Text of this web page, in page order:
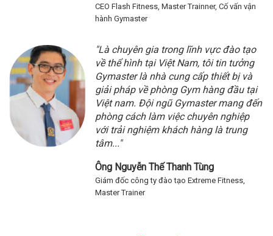
CEO Flash Fitness, Master Trainner, Cố vấn vận
hành Gymaster
"Là chuyên gia trong lĩnh vực đào tạo
về thể hình tại Việt Nam, tôi tin tưởng
Gymaster là nhà cung cấp thiết bị và
giải pháp về phòng Gym hàng đầu tại
Việt nam. Đội ngũ Gymaster mang đến
phòng cách làm việc chuyên nghiệp
với trải nghiệm khách hàng là trung
tâm..."
Ông Nguyễn Thế Thanh Tùng
Giám đốc công ty đào tạo Extreme Fitness,
Master Trainer